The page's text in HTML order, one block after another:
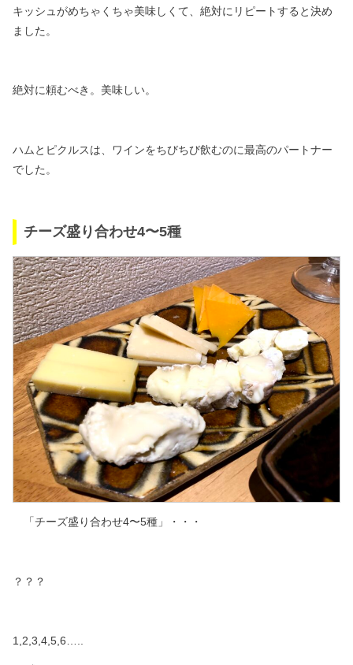
キッシュがめちゃくちゃ美味しくて、 絶対にリピートすると決め
ました。
絶対に頼むべき。美味しい。
ハムとピクルスは、ワインをちびちび飲むのに最高のパートナー
でした。
チーズ盛り合わせ4〜5種
「チーズ盛り合わせ4〜5種」・・・
？？？
1,2,3,4,5,6…..